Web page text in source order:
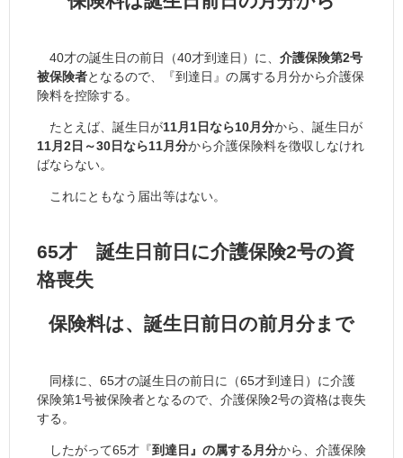
40才の誕生日の前日（40才到達日）に、 介護保険第2号
被保険者となるので、『到達日』の属する月分から介護保
険料を控除する。
たとえば、誕生日が11月1日なら10月分から、誕生日が
11月2日～30日なら11月分から介護保険料を徴収しなけれ
ばならない。
これにともなう届出等はない。
65才 誕生日前日に介護保険2号の資
格喪失
保険料は、誕生日前日の前月分まで
同様に、65才の誕生日の前日に（65才到達日）に介護
保険第1号被保険者となるので、介護保険2号の資格は喪失
する。
したがって65才『到達日』の属する月分から、介護保険